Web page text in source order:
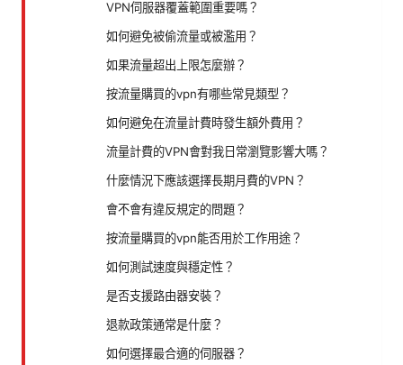
VPN伺服器覆蓋範圍重要嗎？
如何避免被偷流量或被濫用？
如果流量超出上限怎麼辦？
按流量購買的vpn有哪些常見類型？
如何避免在流量計費時發生額外費用？
流量計費的VPN會對我日常瀏覽影響大嗎？
什麼情況下應該選擇長期月費的VPN？
會不會有違反規定的問題？
按流量購買的vpn能否用於工作用途？
如何測試速度與穩定性？
是否支援路由器安裝？
退款政策通常是什麼？
如何選擇最合適的伺服器？